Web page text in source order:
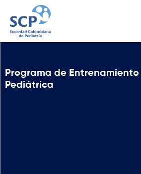
Programa de Entrenamiento
Pediátrica